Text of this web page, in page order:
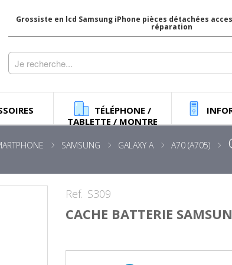
Grossiste en lcd Samsung iPhone pièces détachées
réparation
TÉLÉPHONE /
TABLETTE / MONTRE
SAMSUNG GALAXY A A70 (A705)
Ref. S309
CACHE BATTERIE